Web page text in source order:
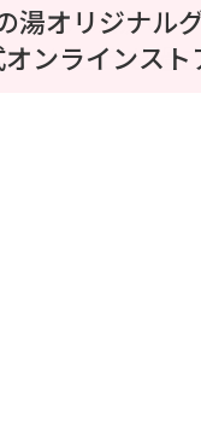
コロナの湯で
ひとときを過ご
シリーズ コラ
ベント開催
湯オリジナル
ンラインスト